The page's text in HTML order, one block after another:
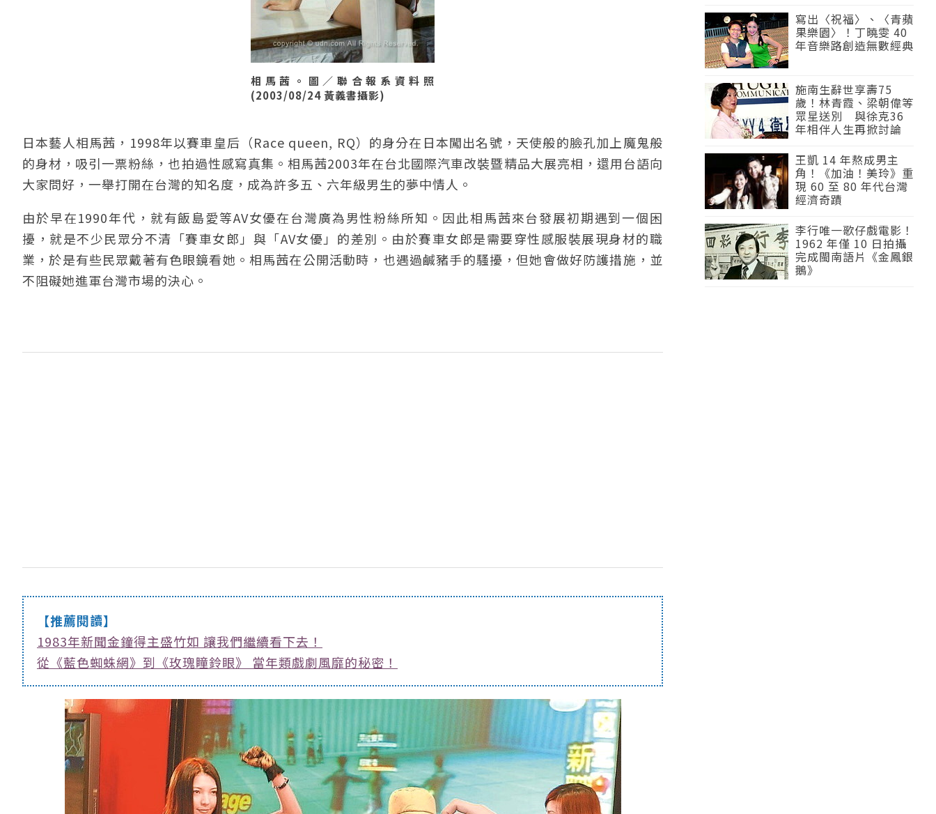
相馬茜。圖／聯合報系資料照
(2003/08/24 黃義書攝影)
日本藝人相馬茜，1998年以賽車皇后（Race queen, RQ）的身分在日本闖出名號，天使般的臉孔加上魔鬼般
的身材，吸引一票粉絲，也拍過性感寫真集。相馬茜2003年在台北國際汽車改裝暨精品大展亮相，還用台語向
大家問好，一舉打開在台灣的知名度，成為許多五、六年級男生的夢中情人。
由於早在1990年代，就有飯島愛等AV女優在台灣廣為男性粉絲所知。因此相馬茜來台發展初期遇到一個困
擾，就是不少民眾分不清「賽車女郎」與「AV女優」的差別。由於賽車女郎是需要穿性感服裝展現身材的職
業，於是有些民眾戴著有色眼鏡看她。相馬茜在公開活動時，也遇過鹹豬手的騷擾，但她會做好防護措施，並
不阻礙她進軍台灣市場的決心。
【推薦閱讀】
1983年新聞金鐘得主盛竹如 讓我們繼續看下去！
從《藍色蜘蛛網》到《玫瑰瞳鈴眼》 當年類戲劇風靡的秘密！
寫出〈祝福〉、〈青蘋
果樂園〉！丁曉雯 40
年音樂路創造無數經典
施南生辭世享壽75
歲！林青霞、梁朝偉等
眾星送別 與徐克36
年相伴人生再掀討論
王凱 14 年熬成男主
角！《加油！美玲》重
現 60 至 80 年代台灣
經濟奇蹟
李行唯一歌仔戲電影！
1962 年僅 10 日拍攝
完成閩南語片《金鳳銀
鵝》